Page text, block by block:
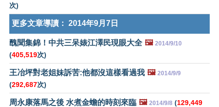
次)
更多文章導讀： 2014年9月7日
醜聞集錦！中共三呆婊江澤民現眼大全 🖼️ 2014/9/10
(405,519次)
王冶坪對老姐妹訴苦:他都沒這樣看過我 🖼️ 2014/9/9
(292,687次)
周永康落馬之後 水煮金蟾的時刻來臨 🖼️ 2014/9/8 (129,449